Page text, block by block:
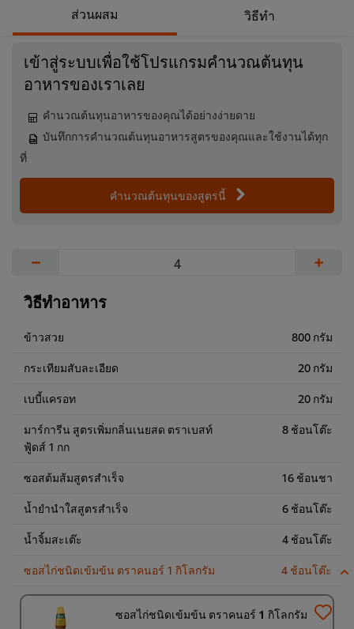
ส่วนผสม วิธีทำ
เข้าสู่ระบบเพื่อใช้โปรแกรมคำนวณต้นทุน
อาหารของเราเลย
คำนวณต้นทุนอาหารของคุณได้อย่างง่ายดาย
บันทึกการคำนวณต้นทุนอาหารสูตรของคุณและใช้งานได้ทุก
ที่
คำนวณต้นทุนของสูตรนี้
− +
วิธีทำอาหาร
ข้าวสวย 800 กรัม
กระเทียมสับละเอียด 20 กรัม
เบบี้แครอท 20 กรัม
มาร์การีน สูตรเพิ่มกลิ่นเนยสด ตราเบสท์
ฟู้ดส์ 1 กก
8 ช้อนโต๊ะ
ซอสต้มส้มสูตรสำเร็จ 16 ช้อนชา
น้ำยำนำใสสูตรสำเร็จ 6 ช้อนโต๊ะ
น้ำจิ้มสะเต๊ะ 4 ช้อนโต๊ะ
ซอสไก่ชนิดเข้มข้น ตราคนอร์ 1 กิโลกรัม 4 ช้อนโต๊ะ
ซอสไก่ชนิดเข้มข้น ตราคนอร์ 1 กิโลกรัม